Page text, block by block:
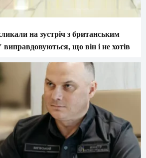
на зустріч з британським
що він і не хотів